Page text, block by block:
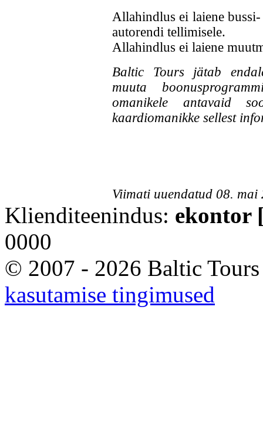
Allahindlus ei laiene
autorendi tellimisele.
Allahindlus ei laiene
Baltic Tours jätab
muuta
omanikele antavaid
kaardiomanikke sellest
Viimati uuendatud 08. mai
Klienditeenindus: ekontor
0000
© 2007 - 2026 Baltic
kasutamise tingimused